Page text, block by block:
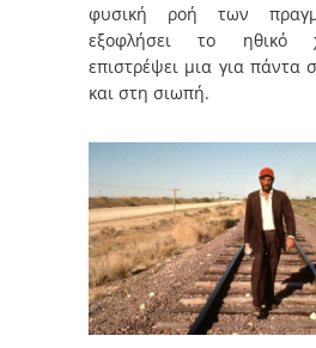
φυσική ροή των
εξοφλήσει το ηθικό
επιστρέψει μια για
και στη σιωπή.